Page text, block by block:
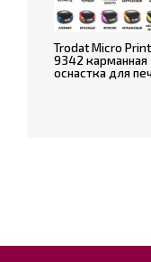
Trodat Micro
9342 карманная
оснастка для